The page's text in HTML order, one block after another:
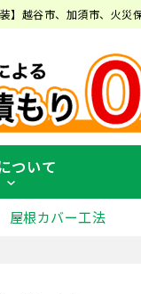
】越谷市、加須市、火災
ついて
屋根カバー工法